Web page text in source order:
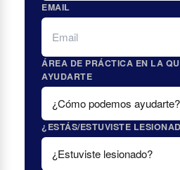
EMAIL
ÁREA DE PRÁCTICA EN LA
AYUDARTE
¿ESTÁS/ESTUVISTE